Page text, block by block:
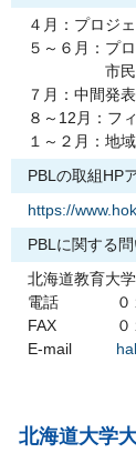
４月：プロジ
５～６月：プ
市民から
７月：中間発
８～12月：フ
１～２月：地
PBLの取組HP
https://
PBLに関する
北海道教育大
電話
FAX
E-mail
北海道大学